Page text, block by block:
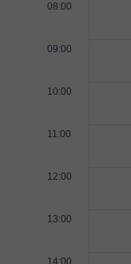
08:00
09:00
10:00
11:00
12:00
13:00
14:00